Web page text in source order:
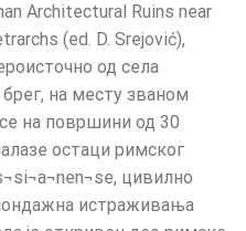
Architectural Ruins near
(ed. D. Srejović),
од села
на месту званом
на површини од 30
остаци римског
цивилно
истраживања